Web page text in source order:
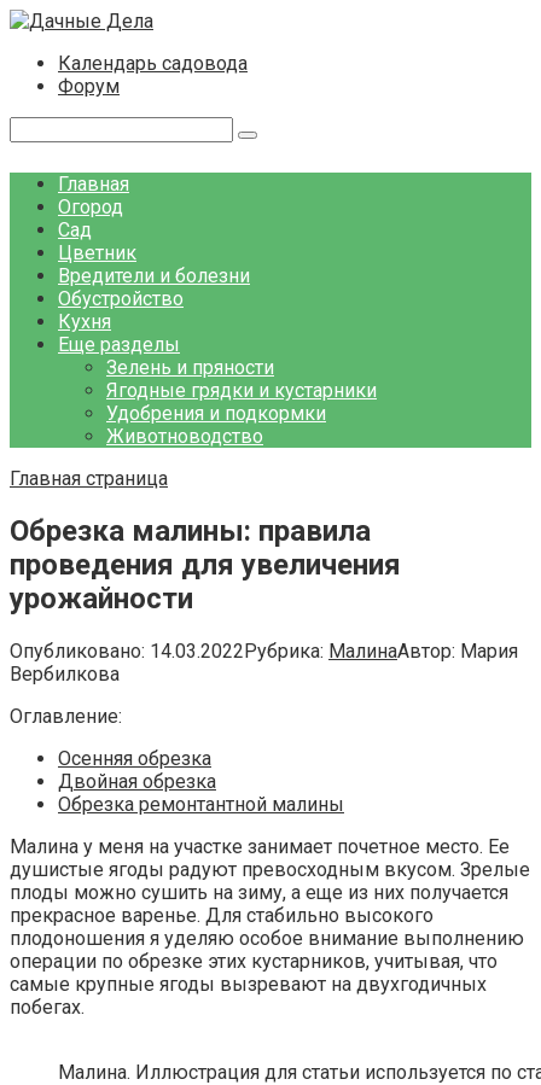
Перейти
контентуКалендарь садовода
Форум
Главная
Огород
Сад
Цветник
Вредители и болезни
Обустройство
Кухня
Еще разделы
Зелень и пряности
Ягодные грядки и кустарники
Удобрения и подкормки
Животноводство
Главная страница
Обрезка малины: правила
проведения для увеличения
урожайности
Опубликовано: 14.03.2022Рубрика: МалинаАвтор: Мария
Вербилкова
Оглавление:
Осенняя обрезка
Двойная обрезка
Обрезка ремонтантной малины
Малина у меня на участке занимает почетное место. Ее
душистые ягоды радуют превосходным вкусом. Зрелые
плоды можно сушить на зиму, а еще из них получается
прекрасное варенье. Для стабильно высокого
плодоношения я уделяю особое внимание выполнению
операции по обрезке этих кустарников, учитывая, что
самые крупные ягоды вызревают на двухгодичных
побегах.
Малина. Иллюстрация для статьи используется по